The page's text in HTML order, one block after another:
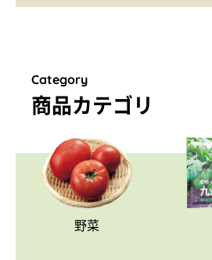
Category
商品カテゴリ
野菜